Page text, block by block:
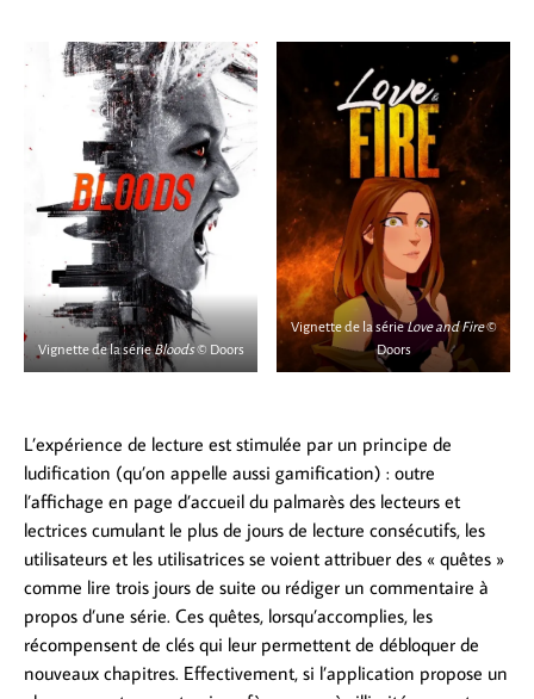
Vignette de la sérieBloods© Doors
Vignette de la sérieLove and Fire©
Doors
L’expérience de lecture est stimulée par un principe de
ludification (qu’on appelle aussi gamification) : outre
l’affichage en page d’accueil du palmarès des lecteurs et
lectrices cumulant le plus de jours de lecture consécutifs, les
utilisateurs et les utilisatrices se voient attribuer des « quêtes »
comme lire trois jours de suite ou rédiger un commentaire à
propos d’une série. Ces quêtes, lorsqu’accomplies, les
récompensent de clés qui leur permettent de débloquer de
nouveaux chapitres. Effectivement, si l’application propose un